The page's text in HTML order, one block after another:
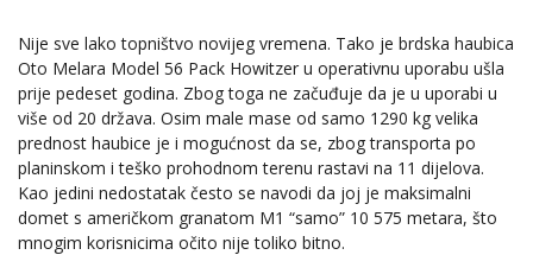
Nije sve lako topništvo novijeg vremena. Tako je brdska haubica
Oto Melara Model 56 Pack Howitzer u operativnu uporabu ušla
prije pedeset godina. Zbog toga ne začuđuje da je u uporabi u
više od 20 država. Osim male mase od samo 1290 kg velika
prednost haubice je i mogućnost da se, zbog transporta po
planinskom i teško prohodnom terenu rastavi na 11 dijelova.
Kao jedini nedostatak često se navodi da joj je maksimalni
domet s američkom granatom M1 “samo” 10 575 metara, što
mnogim korisnicima očito nije toliko bitno.